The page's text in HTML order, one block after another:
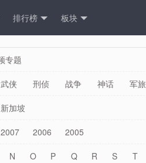
排行榜 板块
专题
武侠 刑侦 战争 神话 军旅
新加坡
2007 2006 2005
N O P Q R S T